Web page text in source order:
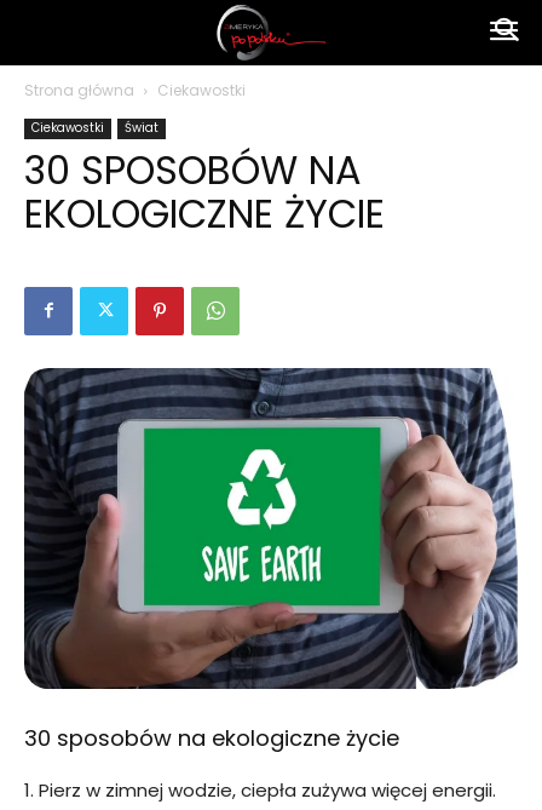
Strona główna Ciekawostki
Ciekawostki Świat
30 SPOSOBÓW NA
EKOLOGICZNE ŻYCIE
30 sposobów na ekologiczne życie
1. Pierz w zimnej wodzie, ciepła zużywa więcej energii.